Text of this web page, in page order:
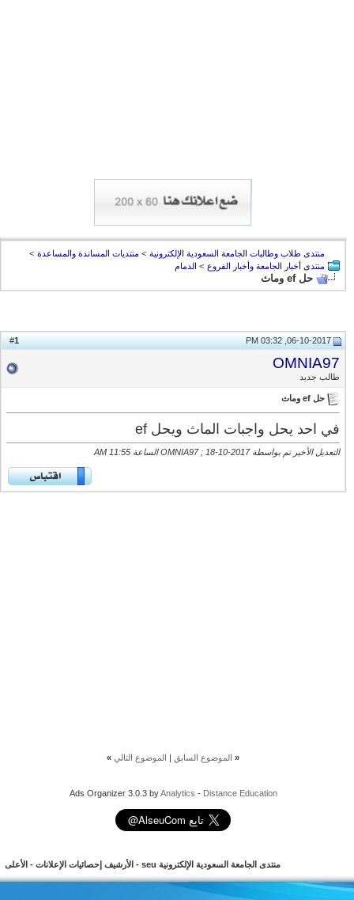
منتدى طلاب وطالبات الجامعة السعودية الإلكترونية > منتديات المساندة والمساعدة >
منتدى أخبار الجامعة وأخبار الفروع > الدمام
حل ef وماث
06-10-2017, 03:32 PM
OMNIA97
طالب جديد
حل ef وماث
في احد يحل واجبات الماث ويحل ef
التعديل الأخير تم بواسطة OMNIA97 ; 18-10-2017 الساعة 11:55 AM
الموضوع السابق| الموضوع التالي »
Ads Organizer 3.0.3 byAnalytics -Distance Education
منتدى الجامعة السعودية الإلكترونية seu - الأرشيف إحصائيات الإعلانات- الأعلى